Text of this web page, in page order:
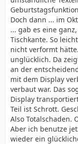
Doch dann ... im
... gab es eine
Tischkante. So
nicht verformt
unglücklich. Da
an der
mit dem Display
verbaut war. Das
Display
Teil ist Schrott.
Also Totalschaden.
Aber ich benutze
wieder ein